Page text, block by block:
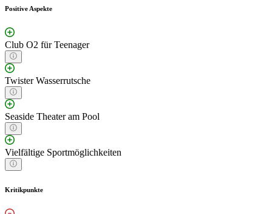
Positive Aspekte
Club O2 für Teenager
Twister Wasserrutsche
Seaside Theater am Pool
Vielfältige Sportmöglichkeiten
Kritikpunkte